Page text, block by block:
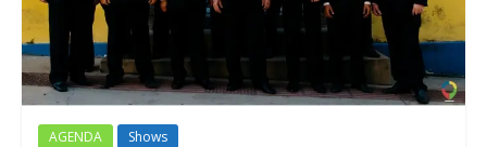
AGENDA Shows